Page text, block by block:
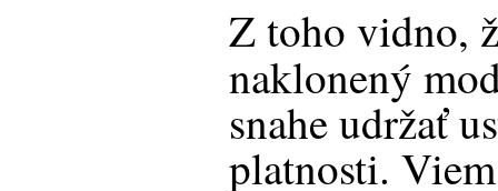
Z toho vidno,
naklonený
snahe udržať
platnosti.